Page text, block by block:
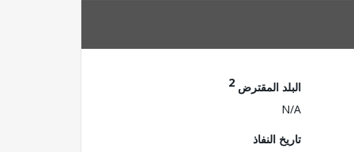
البلد المقترض 2
N/A
تاريخ النفاذ